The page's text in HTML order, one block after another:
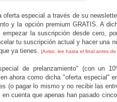
especial a través de su
y la opción premium GRATIS. A
la suscripción desde cero,
tu suscripción actual y hacer una
ya tienes.
[Aviso: lee hasta el final antes
de prelanzamiento" (con un
ahora como dicha "oferta especial"
(o pagar lo mismo y no recibir las
cuenta que apenas han pasado